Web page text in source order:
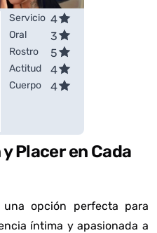
Servicio 4
Oral 3
Rostro 5
Actitud 4
Cuerpo 4
Placer en Cada
opción perfecta para
íntima y apasionada a